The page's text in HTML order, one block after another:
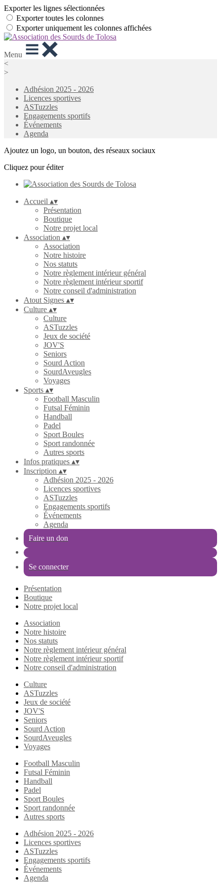
Exporter les lignes sélectionnées
Exporter toutes les colonnes
Exporter uniquement les colonnes affichées
Menu
<
>
Adhésion 2025 - 2026
Licences sportives
ASTuzzles
Engagements sportifs
Événements
Agenda
Ajoutez un logo, un bouton, des réseaux sociaux
Cliquez pour éditer
Accueil ▴▾
Présentation
Boutique
Notre projet local
Association ▴▾
Association
Notre histoire
Nos statuts
Notre règlement intérieur général
Notre règlement intérieur sportif
Notre conseil d'administration
Atout Signes ▴▾
Culture ▴▾
Culture
ASTuzzles
Jeux de société
JOV'S
Seniors
Sourd Action
SourdAveugles
Voyages
Sports ▴▾
Football Masculin
Futsal Féminin
Handball
Padel
Sport Boules
Sport randonnée
Autres sports
Infos pratiques ▴▾
Inscription ▴▾
Adhésion 2025 - 2026
Licences sportives
ASTuzzles
Engagements sportifs
Événements
Agenda
Faire un don
Se connecter
Présentation
Boutique
Notre projet local
Association
Notre histoire
Nos statuts
Notre règlement intérieur général
Notre règlement intérieur sportif
Notre conseil d'administration
Culture
ASTuzzles
Jeux de société
JOV'S
Seniors
Sourd Action
SourdAveugles
Voyages
Football Masculin
Futsal Féminin
Handball
Padel
Sport Boules
Sport randonnée
Autres sports
Adhésion 2025 - 2026
Licences sportives
ASTuzzles
Engagements sportifs
Événements
Agenda